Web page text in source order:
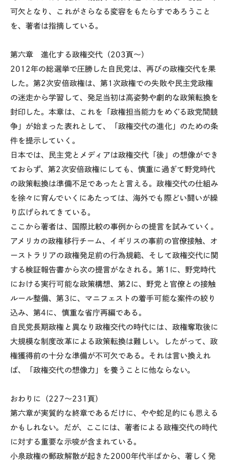
可欠となり、これがさらなる変容をもたらすであろうこと
を、著者は指摘している。
第六章 進化する政権交代（203頁～）
2012年の総選挙で圧勝した自民党は、再びの政権交代を果
した。第2次安倍政権は、第1次政権での失敗や民主党政権
の迷走から学習して、発足当初は高姿勢や劇的な政策転換を
封印した。本章は、これを「政権担当能力をめぐる政党間競
争」が始まった表れとして、「政権交代の進化」のための条
件を提示していく。
日本では、民主党とメディアは政権交代「後」の想像ができ
ておらず、第2次安倍政権にしても、慎重に過ぎて野党時代
の政策転換は準備不足であったと言える。政権交代の仕組み
を徐々に育んでいくにあたっては、海外でも際どい闘いが繰
り広げられてきている。
ここから著者は、国際比較の事例からの提言を試みていく。
アメリカの政権移行チーム、イギリスの事前の官僚接触、オ
ーストラリアの政権発足前の行為規範、そして政権交代に関
する検証報告書から次の提言がなされる。第1に、野党時代
における実行可能な政策構想、第2に、野党と官僚との接触
ルール整備、第3に、マニフェストの着手可能な案件の絞り
込み、第4に、慎重な省庁再編である。
自民党長期政権と異なり政権交代の時代には、政権奪取後に
大規模な制度改革による政策転換は難しい。したがって、政
権獲得前の十分な準備が不可欠である。それは言い換えれ
ば、「政権交代の想像力」を養うことに他ならない。
おわりに（227～231頁）
第六章が実質的な終章であるだけに、やや蛇足的にも思える
かもしれない。だが、ここには、著者による政権交代の時代
に対する重要な示唆が含まれている。
小泉政権の郵政解散が起きた2000年代半ばから、著しく発